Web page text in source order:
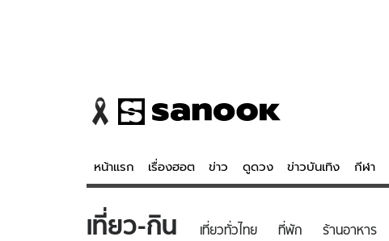
หน้าแรก เรื่องฮอต ข่าว ดูดวง ข่าวบันเทิง กีฬา
ข่าว ดูดวง - ตรว
เที่ยว-กิน เที่ยวทั่วไทย ที่พัก ร้านอาหาร